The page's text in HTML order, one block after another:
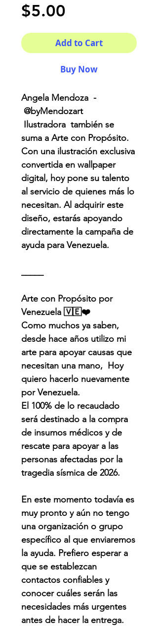
$5.00
Add to Cart
Buy Now
Angela Mendoza -
@byMendozart
Ilustradora también se
suma a Arte con Propósito.
Con una ilustración exclusiva
convertida en wallpaper
digital, hoy pone su talento
al servicio de quienes más lo
necesitan. Al adquirir este
diseño, estarás apoyando
directamente la campaña de
ayuda para Venezuela.
Arte con Propósito por
Venezuela 🇻🇪❤️
Como muchos ya saben,
desde hace años utilizo mi
arte para apoyar causas que
necesitan una mano, Hoy
quiero hacerlo nuevamente
por Venezuela.
El 100% de lo recaudado
será destinado a la compra
de insumos médicos y de
rescate para apoyar a las
personas afectadas por la
tragedia sísmica de 2026.
En este momento todavía es
muy pronto y aún no tengo
una organización o grupo
específico al que enviaremos
la ayuda. Prefiero esperar a
que se establezcan
contactos confiables y
conocer cuáles serán las
necesidades más urgentes
antes de hacer la entrega.